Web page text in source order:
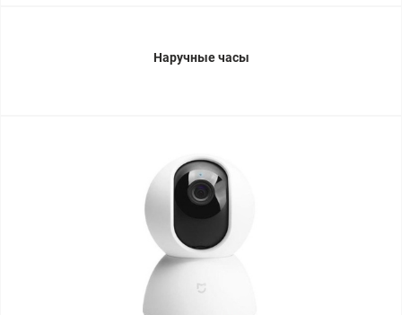
Наручные часы